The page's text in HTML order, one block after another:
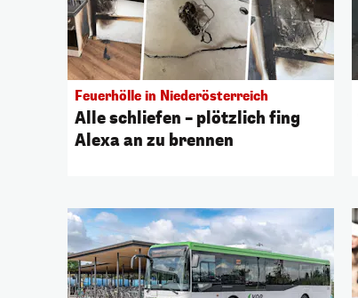
Feuerhölle in Niederösterreich
Alle schliefen – plötzlich fing
Alexa an zu brennen